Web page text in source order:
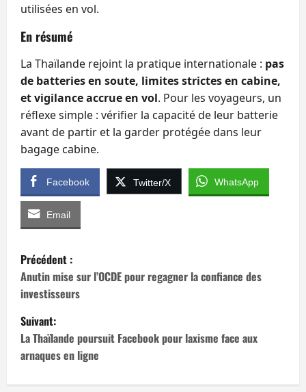
utilisées en vol.
En résumé
La Thaïlande rejoint la pratique internationale : pas
de batteries en soute, limites strictes en cabine,
et vigilance accrue en vol. Pour les voyageurs, un
réflexe simple : vérifier la capacité de leur batterie
avant de partir et la garder protégée dans leur
bagage cabine.
Facebook Twitter/X WhatsApp
Email
N
a
v
i
g
Précédent :
Anutin mise sur l’OCDE pour regagner la confiance des
investisseurs
Suivant:
La Thaïlande poursuit Facebook pour laxisme face aux
arnaques en ligne